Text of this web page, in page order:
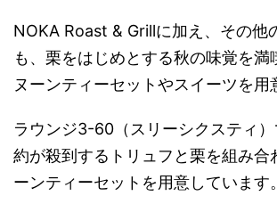
NOKA Roast & Grillに加え、その他
も、栗をはじめとする秋の味覚を満
ヌーンティーセットやスイーツを用
ラウンジ3-60（スリーシクスティ
約が殺到するトリュフと栗を組み合
ーンティーセットを用意しています。